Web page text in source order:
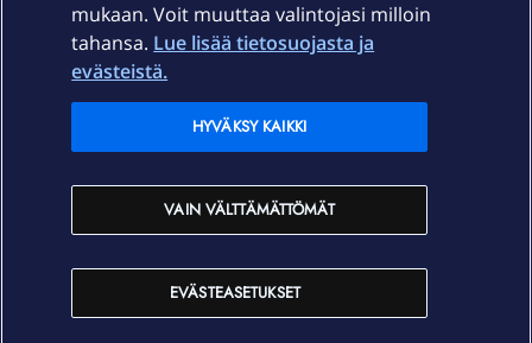
Ajankohtaista
Elisa Oyj
In English
mukaan. Voit muuttaa valintojasi milloin
tahansa. Lue lisää tietosuojasta ja
evästeistä.
EVÄSTEASETUKSET
VAIN VÄLTTÄMÄTTÖMÄT
HYVÄKSY KAIKKI